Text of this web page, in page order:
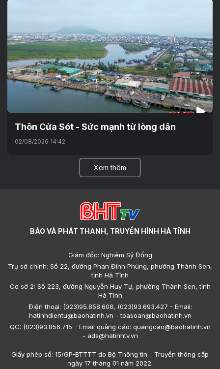
Thôn Cửa Sót - Sức mạnh từ lòng dân
02/08/2026 14:42
Xem thêm
BÁO VÀ PHÁT THANH, TRUYỀN HÌNH HÀ TĨNH
Giám đốc: Nghiêm Sỹ Đống
Trụ sở chính: Số 22, đường Phan Đình Phùng, phường Thành Sen,
tỉnh Hà Tĩnh
Cơ sở 2: Số 223, đường Nguyễn Huy Tự, phường Thành Sen, tỉnh
Hà Tĩnh
Điện thoại: (023)95.858.608, (023)93.693.427 - Email:
hatinhdientu@baohatinh.vn - toasoan@baohatinh.vn
QC: (023)93.856.715 - Email quảng cáo: quangcao@baohatinh.vn
- ads@hatinhtv.vn
Giấy phép số: 15/GP-BTTTT do Bộ Thông tin - Truyền thông cấp
ngày 17 tháng 01 năm 2022.